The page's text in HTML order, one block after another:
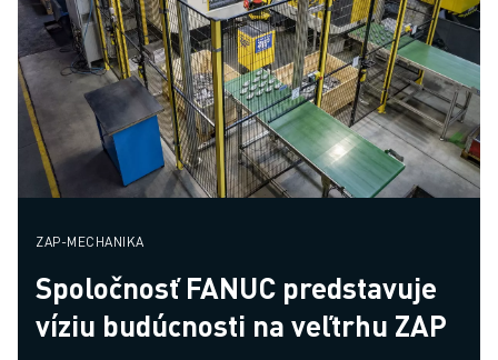
ZAP-MECHANIKA
Spoločnosť FANUC predstavuje
víziu budúcnosti na veľtrhu ZAP